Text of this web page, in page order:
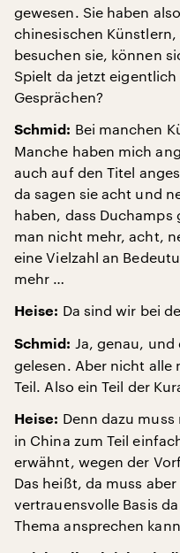
gewesen. Sie haben
chinesischen
besuchen sie, können
Spielt da jetzt eigentlich
Gesprächen?
Schmid: Bei manchen
Manche haben mich
auch auf den Titel
da sagen sie acht und
haben, dass Duchamps
man nicht mehr, acht,
eine Vielzahl an
mehr …
Heise: Da sind wir bei
Schmid: Ja, genau, und
gelesen. Aber nicht alle
Teil. Also ein Teil der
Heise: Denn dazu
in China zum Teil
erwähnt, wegen der
Das heißt, da muss
vertrauensvolle Basis
Thema ansprechen